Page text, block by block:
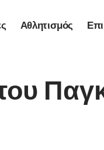
Αθλητισμός